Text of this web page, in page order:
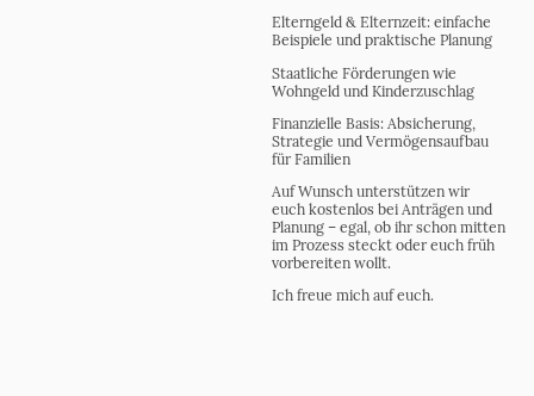
Elterngeld & Elternzeit: einfache
Beispiele und praktische Planung
Staatliche Förderungen wie
Wohngeld und Kinderzuschlag
Finanzielle Basis: Absicherung,
Strategie und Vermögensaufbau
für Familien
Auf Wunsch unterstützen wir
euch kostenlos bei Anträgen und
Planung – egal, ob ihr schon mitten
im Prozess steckt oder euch früh
vorbereiten wollt.
Ich freue mich auf euch.